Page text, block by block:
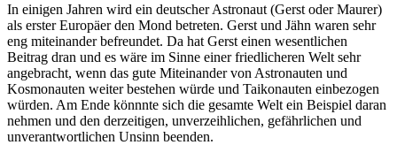
In einigen Jahren wird ein deutscher Astronaut (Gerst oder Maurer)
als erster Europäer den Mond betreten. Gerst und Jähn waren sehr
eng miteinander befreundet. Da hat Gerst einen wesentlichen
Beitrag dran und es wäre im Sinne einer friedlicheren Welt sehr
angebracht, wenn das gute Miteinander von Astronauten und
Kosmonauten weiter bestehen würde und Taikonauten einbezogen
würden. Am Ende könnnte sich die gesamte Welt ein Beispiel daran
nehmen und den derzeitigen, unverzeihlichen, gefährlichen und
unverantwortlichen Unsinn beenden.